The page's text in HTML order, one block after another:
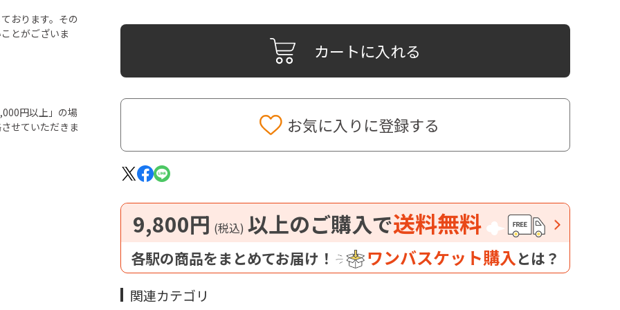
おります。その
とがございま
円以上」の場
せていただきま
カートに入れる
お気に入りに登録する
9,800円 (税込) 以上のご購入で送料無料
各駅の商品をまとめてお届け！ ワンバスケット購入 とは？
関連カテゴリ